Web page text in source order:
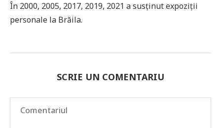
În 2000, 2005, 2017, 2019, 2021 a susținut expoziții
personale la Brăila.
SCRIE UN COMENTARIU